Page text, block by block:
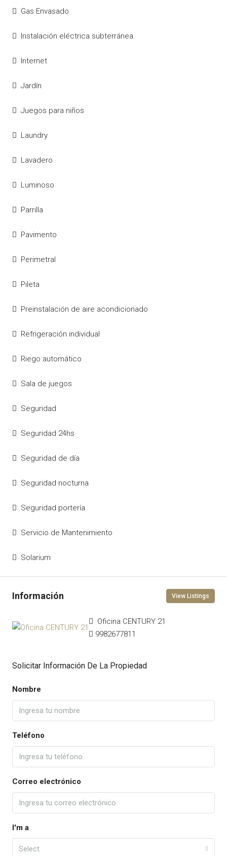
Gas Envasado
Instalación eléctrica subterránea.
Internet
Jardín
Juegos para niños
Laundry
Lavadero
Luminoso
Parrilla
Pavimento
Perimetral
Pileta
Preinstalación de aire acondicionado
Refrigeración individual
Riego automático
Sala de juegos
Seguridad
Seguridad 24hs
Seguridad de día
Seguridad nocturna
Seguridad portería
Servicio de Mantenimiento
Solarium
View Listings
Oficina CENTURY 21
9982677811
Solicitar Información De La Propiedad
Nombre
Teléfono
Correo electrónico
I'm a
Select